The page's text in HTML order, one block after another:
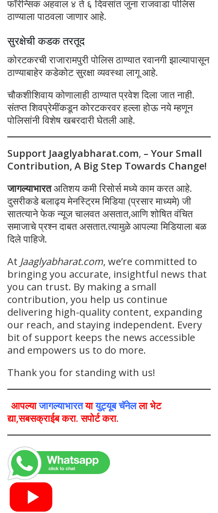
फॉरेन्सिक अहवाल ४ ते ६ दिवसांत जुना राजवाडा पोलिस
ठाण्याला पाठवला जाणार आहे.
सुरक्षेची कडक तरतूद
कोरटकरची राजारामपुरी पोलिस ठाण्यात रवानगी झाल्यापासून
ठाण्याबाहेर कडेकोट सुरक्षा व्यवस्था लागू आहे.
चौकशीशिवाय कोणालाही ठाण्यात प्रवेश दिला जात नाही.
संतप्त शिवप्रेमींकडून कोरटकरवर हल्ला होऊ नये म्हणून
पोलिसांनी विशेष खबरदारी घेतली आहे.
Support Jaaglyabharat.com, – Your Small
Contribution, A Big Step Towards Change!
जागल्याभारतअतिशय कमी रिसोर्स मध्ये काम करत आहे.
दुसरीकडे बलाढ्य मेनस्ट्रिम मिडिया (प्रसार माध्यमे) जी
सातत्याने फेक न्यूज चालवत असतात,आणि शोषित वंचित
समाजाचे प्रश्न दाबत असतात.त्यामुळे आपल्या मिडियाला बळ
दिले पाहिजे.
At Jaaglyabharat.com, we’re committed to
bringing you accurate, insightful news that
you can trust. By making a small
contribution, you help us continue
delivering high-quality content, expanding
our reach, and staying independent. Every
bit of support keeps the news accessible
and empowers us to do more.
Thank you for standing with us!
आपल्याजागल्याभारतयायुट्यूब चॅनेलला भेट
द्या,सबसक्राईब करा. सपोर्ट करा.